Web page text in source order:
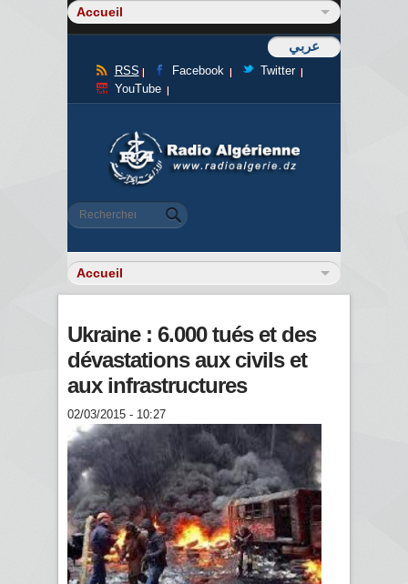
عربي
RSS Facebook
Twitter
YouTube
Formulaire de recherche
Rechercher
Ukraine : 6.000 tués et des
dévastations aux civils et
aux infrastructures
02/03/2015 - 10:27